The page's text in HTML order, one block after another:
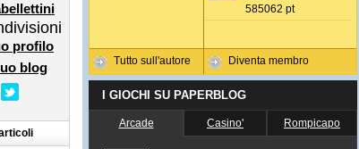
profilo
blog
Tutto sull'autore
585062 pt
Diventa membro
I GIOCHI SU PAPERBLOG
Arcade Casino' Rompicapo